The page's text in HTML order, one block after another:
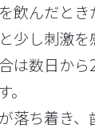
飲んだと
少し刺激
は数日か
落ち着き